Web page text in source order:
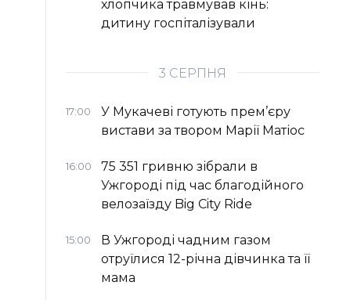
хлопчика травмував кінь:
дитину госпіталізували
3 СЕРПНЯ
17:00
У Мукачеві готують прем’єру
вистави за твором Марії Матіос
16:00
75 351 гривню зібрали в
Ужгороді під час благодійного
велозаїзду Big Сity Ride
15:00
В Ужгороді чадним газом
отруїлися 12-річна дівчинка та її
мама